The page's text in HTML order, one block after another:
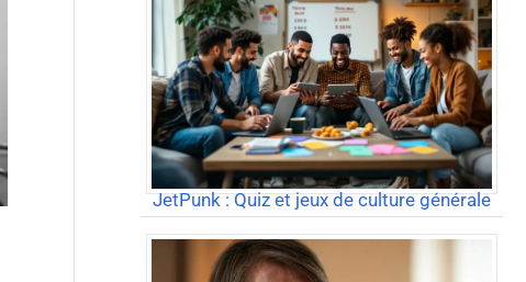
JetPunk : Quiz et jeux de culture générale